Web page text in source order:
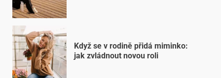
Když se v rodině přidá miminko:
jak zvládnout novou roli